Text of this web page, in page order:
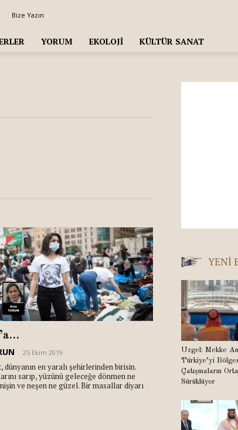
Bize Yazın
YORUM EKOLOJI KÜLTÜR SANAT
25 Ekim 2019
dünyanın en yaralı şehirlerinden birisin.
sarıp, yüzünü geleceğe dönmen ne
ve neşen ne güzel. Bir masallar diyarı
YENI
Uzgel: Mekke
Türkiye’yi
Çatışmaların
Sürüklüyor